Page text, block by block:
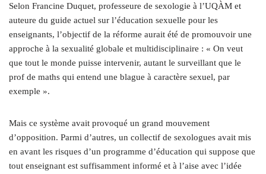
Selon Francine Duquet, professeure de sexologie à l’UQÀM et
auteure du guide actuel sur l’éducation sexuelle pour les
enseignants, l’objectif de la réforme aurait été de promouvoir une
approche à la sexualité globale et multidisciplinaire : « On veut
que tout le monde puisse intervenir, autant le surveillant que le
prof de maths qui entend une blague à caractère sexuel, par
exemple ».
Mais ce système avait provoqué un grand mouvement
d’opposition. Parmi d’autres, un collectif de sexologues avait mis
en avant les risques d’un programme d’éducation qui suppose que
tout enseignant est suffisamment informé et à l’aise avec l’idée